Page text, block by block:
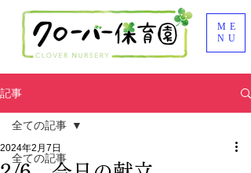
ME
NU
記事
全ての記事
全ての記事
2024年2月7日